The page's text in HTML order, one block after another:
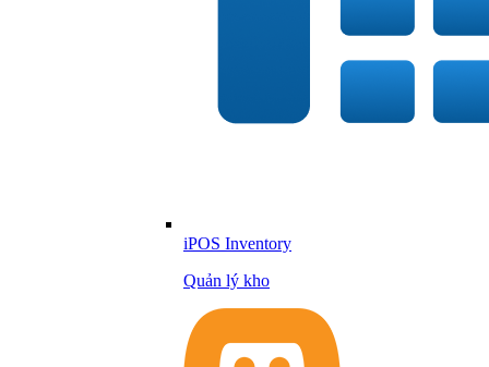
iPOS Inventory
Quản lý kho